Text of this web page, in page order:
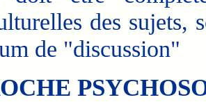
des sujets,
de "discussion"